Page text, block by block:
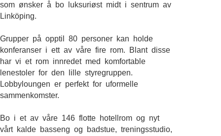
som ønsker å bo luksuriøst midt i sentrum av
Linköping.
Grupper på opptil 80 personer kan holde
konferanser i ett av våre fire rom. Blant disse
har vi et rom innredet med komfortable
lenestoler for den lille styregruppen.
Lobbyloungen er perfekt for uformelle
sammenkomster.
Bo i et av våre 146 flotte hotellrom og nyt
vårt kalde basseng og badstue, treningsstudio,